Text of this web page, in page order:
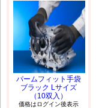
パームフィット手袋
ブラック Lサイズ
（10双入）
価格はログイン後表示